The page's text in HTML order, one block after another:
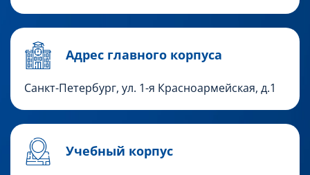
Адрес главного корпуса
Санкт-Петербург, ул. 1-я Красноармейская, д.1
Учебный корпус